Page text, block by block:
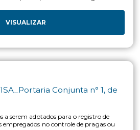
da Avaliação Ambiental
de Registro Especial Temporário de
Biológicos Geneticamente
e experimentação, diferenciados pelo(s)
organismo doador e organismo